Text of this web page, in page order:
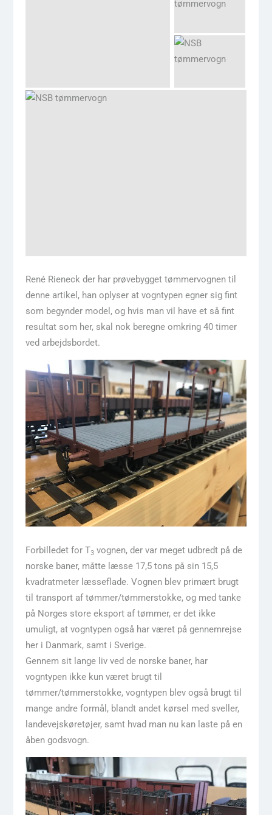
René Rieneck der har prøvebygget tømmervognen til
denne artikel, han oplyser at vogntypen egner sig fint
som begynder model, og hvis man vil have et så fint
resultat som her, skal nok beregne omkring 40 timer
ved arbejdsbordet.
Forbilledet for T3vognen, der var meget udbredt på de
norske baner, måtte læsse 17,5 tons på sin 15,5
kvadratmeter læsseflade. Vognen blev primært brugt
til transport af tømmer/tømmerstokke, og med tanke
på Norges store eksport af tømmer, er det ikke
umuligt, at vogntypen også har været på gennemrejse
her i Danmark, samt i Sverige.
Gennem sit lange liv ved de norske baner, har
vogntypen ikke kun været brugt til
tømmer/tømmerstokke, vogntypen blev også brugt til
mange andre formål, blandt andet kørsel med sveller,
landevejskøretøjer, samt hvad man nu kan laste på en
åben godsvogn.